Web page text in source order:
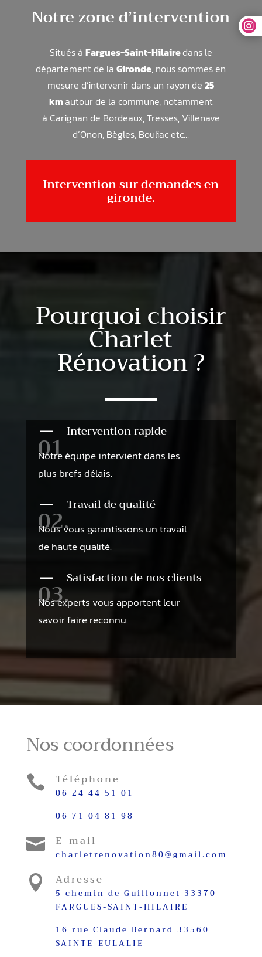
Notre zone d’intervention
Situés à Fargues-Saint-Hilairedans le
département de la Gironde, nous sommes en
mesure d’intervenir dans un rayon de 25
km autour de la commune, notamment
à Carignan de Bordeaux, Tresses, Villenave
d’Onon, Bègles, Bouliac etc…
Intervention sur demandes en
gironde.
Pourquoi choisir
Charlet
Rénovation ?
01
K Intervention rapide
Notre équipe intervient dans les
plus brefs délais.
02.
K Travail de qualité
Nous vous garantissons un travail
de haute qualité.
03.
K Satisfaction de nos clients
Nos experts vous apportent leur
savoir faire reconnu.
Nos coordonnées
 Téléphone
06 24 44 51 01
06 71 04 81 98
 E-mail
charletrenovation80@gmail.com
 Adresse
5 chemin de Guillonnet 33370
FARGUES-SAINT-HILAIRE
16 rue Claude Bernard 33560
SAINTE-EULALIE
